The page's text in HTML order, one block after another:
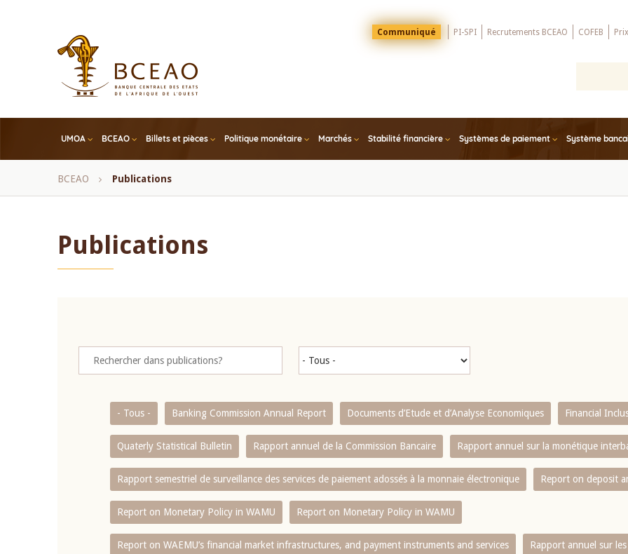
Menu
Top
Communiqué PI-SPI Recrutements BCEAO COFEB
UMOA BCEAO Billets et pièces Politique monétaire Marchés Stabilité financière Systèmes de paiement Système
Fil
BCEAO Publications
Publications
- Tous - Banking Commission Annual Report Documents d’Etude et d’Analyse Economiques Financial
Quaterly Statistical Bulletin Rapport annuel de la Commission Bancaire Rapport annuel sur la monétique
Rapport semestriel de surveillance des services de paiement adossés à la monnaie électronique Report on deposit
Report on Monetary Policy in WAMU Report on Monetary Policy in WAMU
Report on WAEMU’s financial market infrastructures, and payment instruments and services Rapport annuel sur